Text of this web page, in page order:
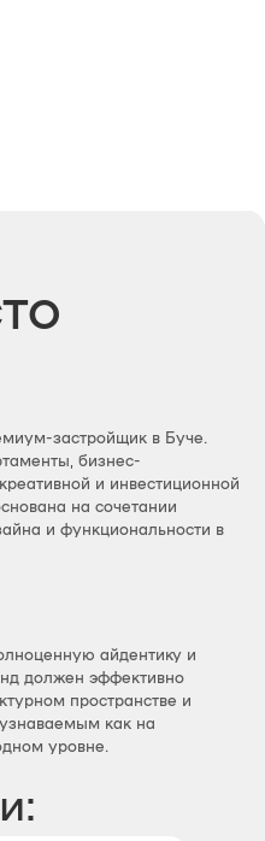
застройщик в Буче.
бизнес-
и инвестиционной
на сочетании
и функциональности в
айдентику и
должен эффективно
пространстве и
узнаваемым как на
уровне.